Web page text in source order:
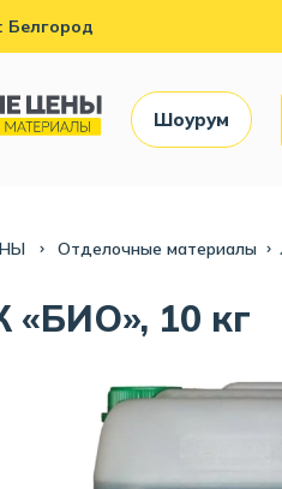
Белгород
Шоурум
Отделочные материалы
10 кг